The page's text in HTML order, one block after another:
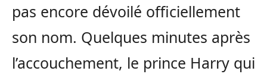
pas encore dévoilé officiellement
son nom. Quelques minutes après
l’accouchement, le prince Harry qui